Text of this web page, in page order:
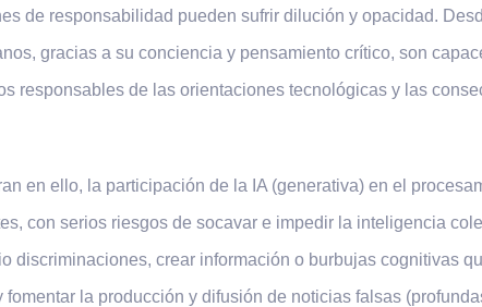
de responsabilidad pueden sufrir dilución y opacidad.
gracias a su conciencia y pensamiento crítico, son
responsables de las orientaciones tecnológicas y las
en ello, la participación de la IA (generativa) en el
con serios riesgos de socavar e impedir la inteligencia
discriminaciones, crear información o burbujas cognitivas
la producción y difusión de noticias falsas